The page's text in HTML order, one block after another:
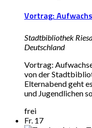
Vortrag:
Stadtbibliothek
Deutschland
Vortrag:
von der
Elternabend geht
und Jugendlichen
frei
Fr. 17